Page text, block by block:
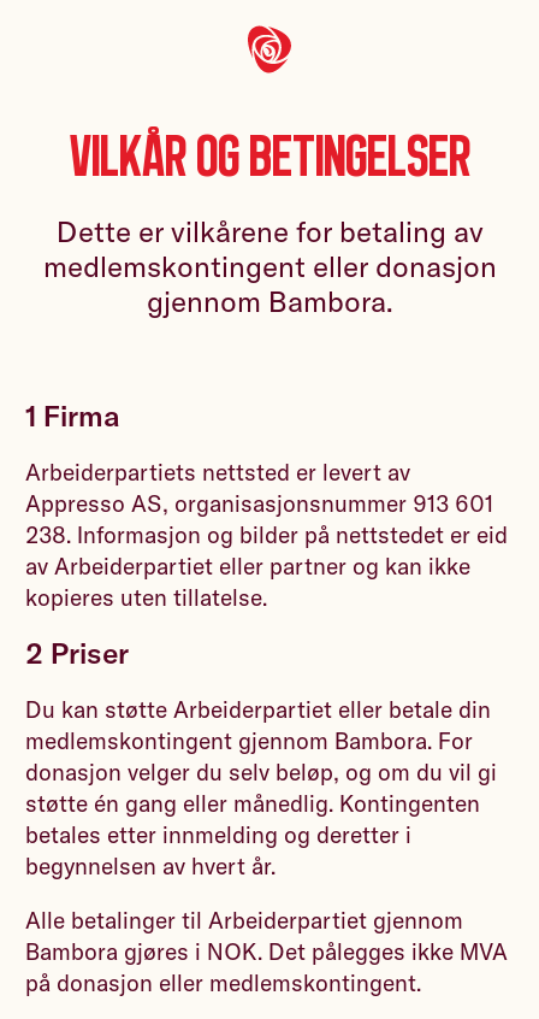
Vilkår og betingelser
Dette er vilkårene for betaling av
medlemskontingent eller donasjon
gjennom Bambora.
1 Firma
Arbeiderpartiets nettsted er levert av
Appresso AS, organisasjonsnummer 913 601
238. Informasjon og bilder på nettstedet er eid
av Arbeiderpartiet eller partner og kan ikke
kopieres uten tillatelse.
2 Priser
Du kan støtte Arbeiderpartiet eller betale din
medlemskontingent gjennom Bambora. For
donasjon velger du selv beløp, og om du vil gi
støtte én gang eller månedlig. Kontingenten
betales etter innmelding og deretter i
begynnelsen av hvert år.
Alle betalinger til Arbeiderpartiet gjennom
Bambora gjøres i NOK. Det pålegges ikke MVA
på donasjon eller medlemskontingent.